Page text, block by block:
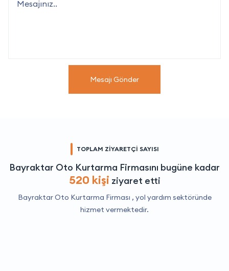
Mesajı Gönder
TOPLAM ZİYARETÇİ SAYISI
Bayraktar Oto Kurtarma Firmasını bugüne kadar
520 kişi ziyaret etti
Bayraktar Oto Kurtarma Firması , yol yardım sektöründe
hizmet vermektedir.